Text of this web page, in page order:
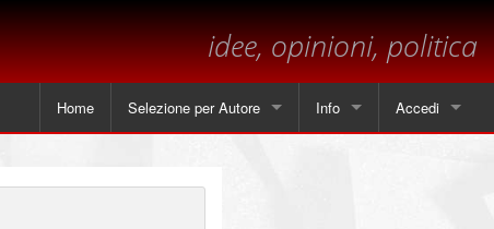
idee, opinioni, politica
Home Selezione per Autore Info Accedi